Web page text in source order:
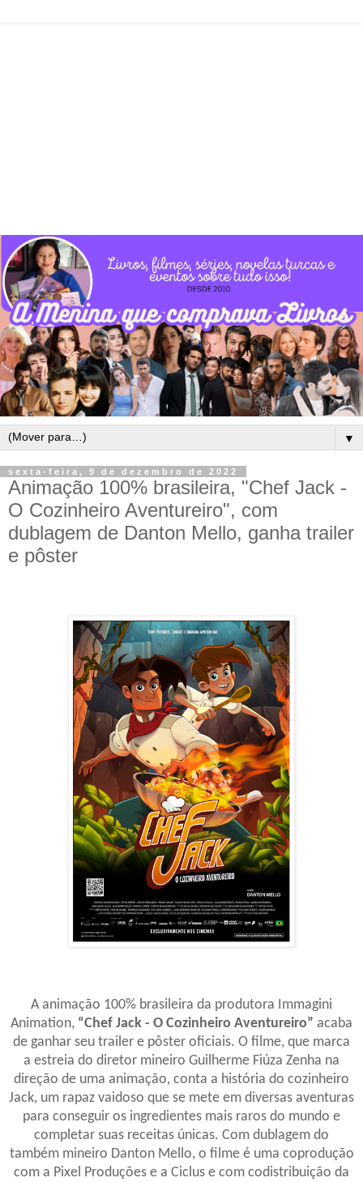
▼
sexta-feira, 9 de dezembro de 2022
Animação 100% brasileira, "Chef Jack -
O Cozinheiro Aventureiro", com
dublagem de Danton Mello, ganha trailer
e pôster
A animação 100% brasileira da produtora Immagini
Animation, “Chef Jack - O Cozinheiro Aventureiro” acaba
de ganhar seu trailer e pôster oficiais. O filme, que marca
a estreia do diretor mineiro Guilherme Fiúza Zenha na
direção de uma animação, conta a história do cozinheiro
Jack, um rapaz vaidoso que se mete em diversas aventuras
para conseguir os ingredientes mais raros do mundo e
completar suas receitas únicas. Com dublagem do
também mineiro Danton Mello, o filme é uma coprodução
com a Pixel Produções e a Ciclus e com codistribuição da